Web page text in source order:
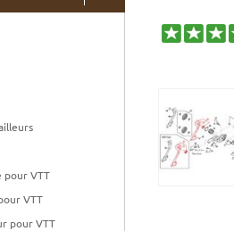
pour VTT
VTT
pour VTT